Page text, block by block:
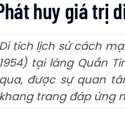
huy giá trị
Di tích lịch sử cách
1954) tại làng Quần
qua, được sự quan
khang trang đáp ứng